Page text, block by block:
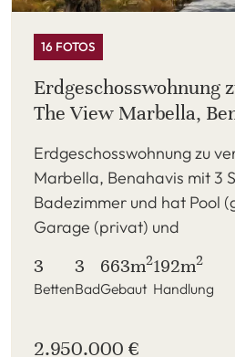
16 FOTOS
Erdgeschosswohnung
The View Marbella,
Erdgeschosswohnung zu
Marbella, Benahavis mit 3
Badezimmer und hat Pool
Garage (privat) und
3
Betten
3
Bad
663m2
Gebaut
192m2
Handlung
2.950.000 €